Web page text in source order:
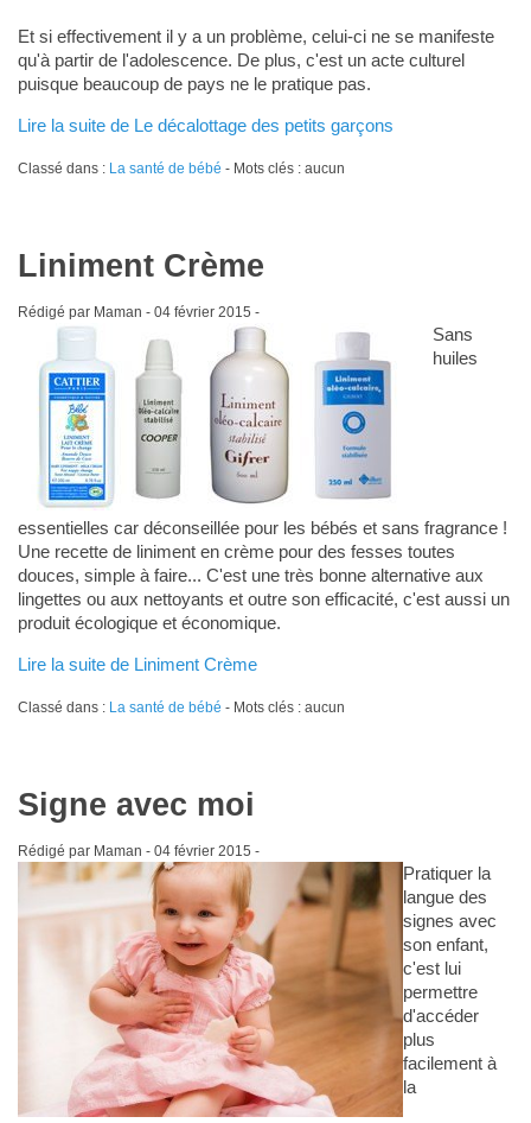
Et si effectivement il y a un problème, celui-ci ne se manifeste
qu'à partir de l'adolescence. De plus, c'est un acte culturel
puisque beaucoup de pays ne le pratique pas.
Lire la suite de Le décalottage des petits garçons
Classé dans : La santé de bébé - Mots clés : aucun
Liniment Crème
Rédigé par Maman - 04 février 2015 -
Sans
huiles
essentielles car déconseillée pour les bébés et sans fragrance !
Une recette de liniment en crème pour des fesses toutes
douces, simple à faire... C'est une très bonne alternative aux
lingettes ou aux nettoyants et outre son efficacité, c'est aussi un
produit écologique et économique.
Lire la suite de Liniment Crème
Classé dans : La santé de bébé - Mots clés : aucun
Signe avec moi
Rédigé par Maman - 04 février 2015 -
Pratiquer la
langue des
signes avec
son enfant,
c'est lui
permettre
d'accéder
plus
facilement à
la